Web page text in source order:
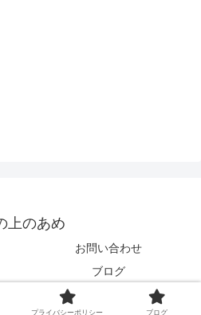
上のあめ
お問い合わせ
ブログ
雲の上のあめ.
プライバシーポリシー ブログ